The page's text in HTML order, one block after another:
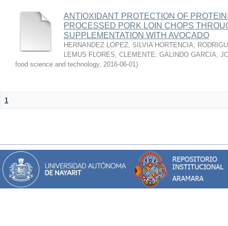
ANTIOXIDANT PROTECTION OF
PROCESSED PORK LOIN CHOPS
SUPPLEMENTATION WITH AVOCADO
HERNANDEZ LOPEZ, SILVIA HORTENCIA;
LEMUS FLORES, CLEMENTE; GALINDO GARCIA,
food science and technology, 2016-06-01)
1